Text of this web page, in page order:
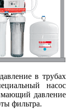
в трубах
насос
давление
фильтра.